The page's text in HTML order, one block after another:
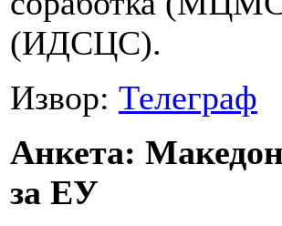
(ИДСЦС).
Извор: Телеграф
Анкета:
за ЕУ